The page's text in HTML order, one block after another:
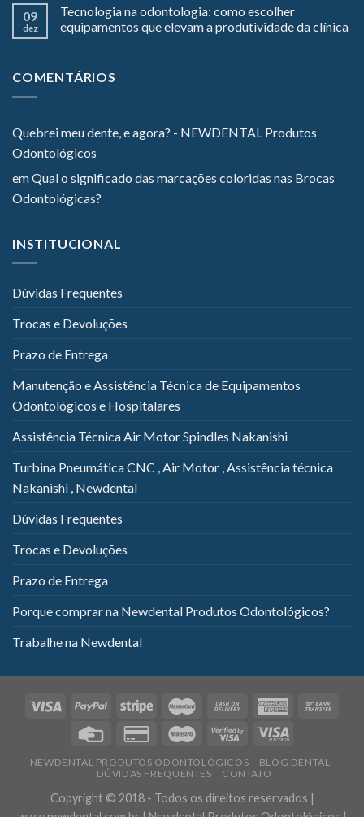
09
dez
Tecnologia na odontologia: como escolher
equipamentos que elevam a produtividade da clínica
COMENTÁRIOS
Quebrei meu dente, e agora? - NEWDENTAL Produtos
Odontológicos
emQual o significado das marcações coloridas nas Brocas
Odontológicas?
INSTITUCIONAL
Dúvidas Frequentes
Trocas e Devoluções
Prazo de Entrega
Manutenção e Assistência Técnica de Equipamentos
Odontológicos e Hospitalares
Assistência Técnica Air Motor Spindles Nakanishi
Turbina Pneumática CNC , Air Motor , Assistência técnica
Nakanishi , Newdental
Dúvidas Frequentes
Trocas e Devoluções
Prazo de Entrega
Porque comprar na Newdental Produtos Odontológicos?
Trabalhe na Newdental
NEWDENTAL PRODUTOS ODONTOLÓGICOS
BLOG DENTAL
DÚVIDAS FREQUENTES
CONTATO
Copyright © 2018 - Todos os direitos reservados |